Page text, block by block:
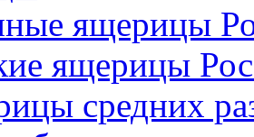
ящерицы
ящерицы
средних